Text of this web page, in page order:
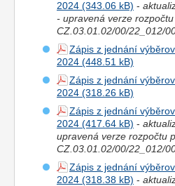
2024
-
- upravená verze
CZ.03.01.02/00/22_012/
Zápis z jednání
2024
Zápis z jednání
2024
Zápis z jednání
2024
-
upravená verze rozpočtu
CZ.03.01.02/00/22_012/
Zápis z jednání
2024
-